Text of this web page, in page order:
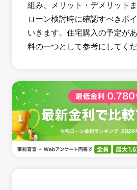
組み、メリット・デメリット
ローン検討時に確認すべきポ
いきます。住宅購入の予定が
料の一つとして参考にしてくだ